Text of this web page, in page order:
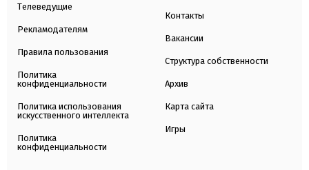
Телеведущие
Рекламодателям
Правила пользования
Политика
конфиденциальности
Политика использования
искусственного интеллекта
Политика
конфиденциальности
Контакты
Вакансии
Структура собственности
Архив
Карта сайта
Игры